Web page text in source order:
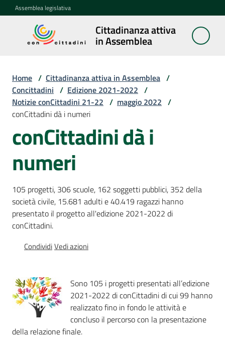
Vai al contenuto
Vai alla navigazione
Vai al footer
Assemblea legislativa
Cittadinanza attiva
in Assemblea
Cittadinanza
attiva in
Concittadini
Menu selezionato
aperte
Assemblea
Mostre
itineranti
Percorsi
sulla
Seguici
Home / Cittadinanza attiva in Assemblea /
Concittadini / Edizione 2021-2022 /
Notizie conCittadini 21-22 / maggio 2022 /
conCittadini dà i numeri
conCittadini dà i
numeri
105 progetti, 306 scuole, 162 soggetti pubblici, 352 della
società civile, 15.681 adulti e 40.419 ragazzi hanno
presentato il progetto all'edizione 2021-2022 di
conCittadini.
CondividiVedi azioni
Sono 105 i progetti presentati all’edizione
2021-2022 di conCittadini di cui 99 hanno
realizzato fino in fondo le attività e
concluso il percorso con la presentazione
della relazione finale.